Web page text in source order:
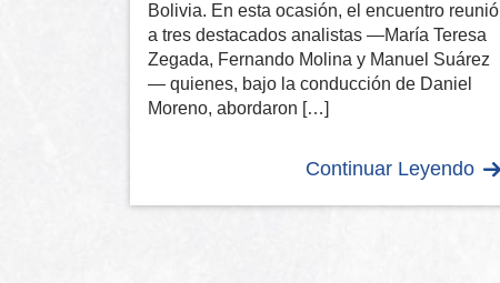
Bolivia. En esta ocasión, el encuentro reunió
a tres destacados analistas —María Teresa
Zegada, Fernando Molina y Manuel Suárez
— quienes, bajo la conducción de Daniel
Moreno, abordaron […]
Continuar Leyendo